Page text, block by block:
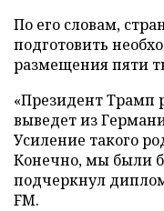
По его словам,
подготовить
размещения пяти
«Президент Трамп
выведет из
Усиление такого
Конечно, мы были
подчеркнул
FM.